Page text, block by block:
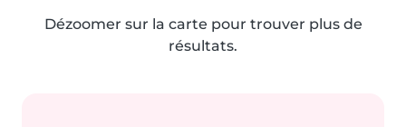
Dézoomer sur la carte pour trouver plus de
résultats.